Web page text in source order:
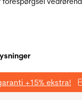
+15% ekstra!